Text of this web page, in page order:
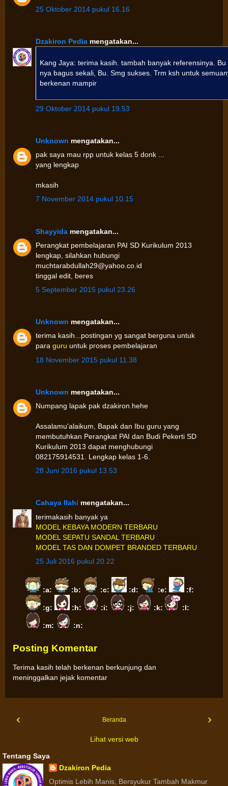
25 Oktober 2014 pukul 16.16
Dzakiron Pedia mengatakan...
Kang Jaya: terima kasih. tambah banyak referensinya.
nya bagus sekali, Bu. Smg sukses. Trm ksh untuk
berkenan mampir
29 Oktober 2014 pukul 19.53
Unknown mengatakan...
pak saya mau rpp untuk kelas 5 donk ...
yang lengkap
mkasih
7 November 2014 pukul 10.15
Shayyida mengatakan...
Perangkat pembelajaran PAI SD Kurikulum 2013
lengkap, silahkan hubungi
muchtarabdullah29@yahoo.co.id
tinggal edit, beres
5 September 2015 pukul 23.26
Unknown mengatakan...
terima kasih...postingan yg sangat berguna untuk
para guru untuk proses pembelajaran
18 November 2015 pukul 11.38
Unknown mengatakan...
Numpang lapak pak dzakiron.hehe
Assalamu'alaikum, Bapak dan Ibu guru yang
membutuhkan Perangkat PAI dan Budi Pekerti SD
Kurikulum 2013 dapat menghubungi
082175914531. Lengkap kelas 1-6.
28 Juni 2016 pukul 13.53
Cahaya Ilahi mengatakan...
terimakasih banyak ya
MODEL KEBAYA MODERN TERBARU
MODEL SEPATU SANDAL TERBARU
MODEL TAS DAN DOMPET BRANDED TERBARU
25 Juli 2016 pukul 20.22
:a: :b: :c: :d: :e: :f:
:g: :h: :i: :j: :k: :l:
:m: :n:
Posting Komentar
Terima kasih telah berkenan berkunjung dan
meninggalkan jejak komentar
‹ ›
Beranda
Lihat versi web
Tentang Saya
Dzakiron Pedia
Optimis Lebih Manis, Bersyukur Tambah Makmur